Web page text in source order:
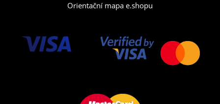
Orientační mapa e.shopu